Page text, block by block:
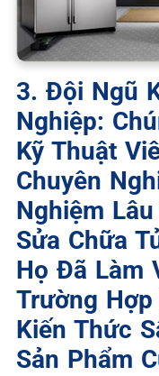
3. Đội Ngũ
Nghiệp:
Kỹ Thuật
Chuyên
Nghiệm
Sửa Chữa
Họ Đã Làm
Trường Hợp
Kiến Thức
Sản Phẩm